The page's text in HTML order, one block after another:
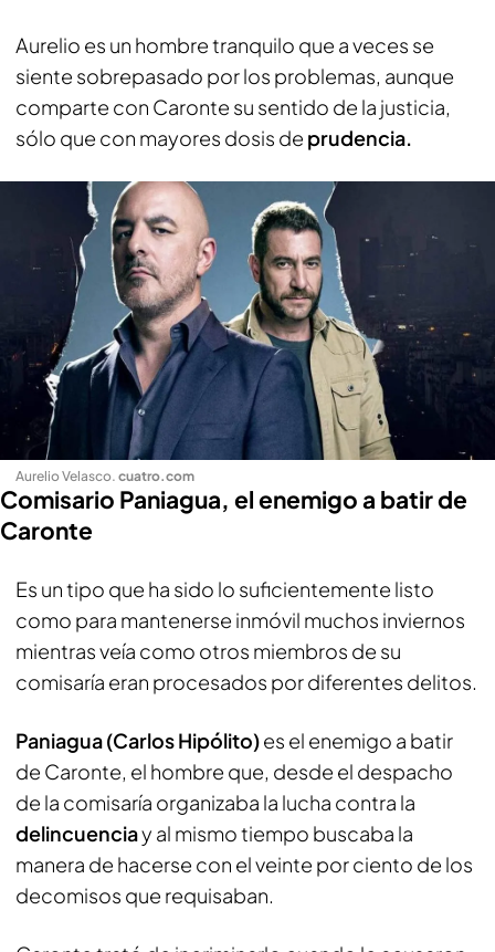
Aurelio es un hombre tranquilo que a veces se
siente sobrepasado por los problemas, aunque
comparte con Caronte su sentido de la justicia,
sólo que con mayores dosis de prudencia.
Aurelio Velasco. cuatro.com
Comisario Paniagua, el enemigo a batir de
Caronte
Es un tipo que ha sido lo suficientemente listo
como para mantenerse inmóvil muchos inviernos
mientras veía como otros miembros de su
comisaría eran procesados por diferentes delitos.
Paniagua(Carlos Hipólito)es el enemigo a batir
de Caronte, el hombre que, desde el despacho
de la comisaría organizaba la lucha contra la
delincuenciay al mismo tiempo buscaba la
manera de hacerse con el veinte por ciento de los
decomisos que requisaban.